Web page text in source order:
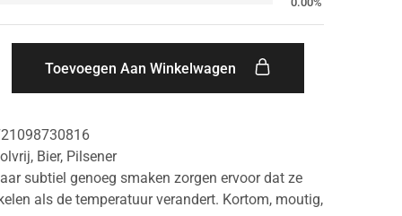
Toevoegen Aan Winkelwagen
, Bier, Pilsener
subtiel genoeg smaken zorgen ervoor dat ze
als de temperatuur verandert. Kortom, moutig,